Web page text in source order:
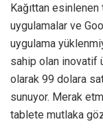
Kağıttan
uygulamalar ve
uygulama
sahip olan inovatif
olarak 99 dolara
sunuyor. Merak
tablete mutlaka